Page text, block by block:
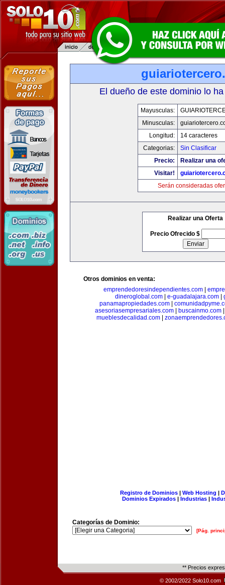
El dueño de este dominio lo
Mayusculas:
Minusculas:
Longitud:
14 caracteres
Categorias:
Sin Clasificar
Precio:
Realizar una
Visitar!
Serán consideradas
Realizar una Oferta
Precio Ofrecido $
Otros dominios en venta:
emprendedoresindependientes.com|
dineroglobal.com
e-guadalajara.com
panamapropiedades.com|
asesoriasempresariales.com| buscainmo.com
mueblesdecalidad.com|
Registro de Dominios| Web Hosting |
Dominios Expirados | Industrias |
Categorías de Dominio:
[Pág.
** Precios
© 2002/2022 Solo10.com